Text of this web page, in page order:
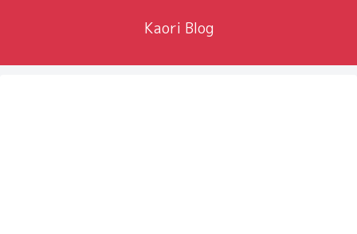
Kaori Blog